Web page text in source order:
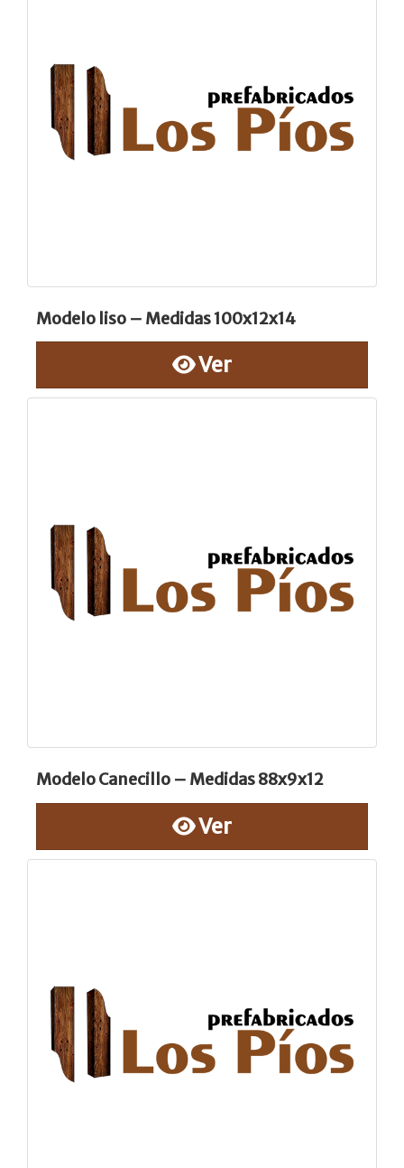
Modelo liso – Medidas 100x12x14
Ver
Modelo Canecillo – Medidas 88x9x12
Ver